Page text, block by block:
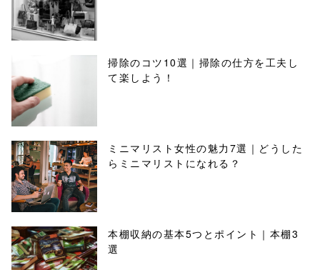
掃除のコツ10選｜掃除の仕方を工夫し
て楽しよう！
ミニマリスト女性の魅力7選｜どうした
らミニマリストになれる？
本棚収納の基本5つとポイント｜本棚3
選